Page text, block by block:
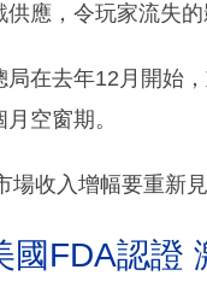
應，令玩家流失的
局在去年12月開始
空窗期。
場收入增幅要重新
國FDA認證